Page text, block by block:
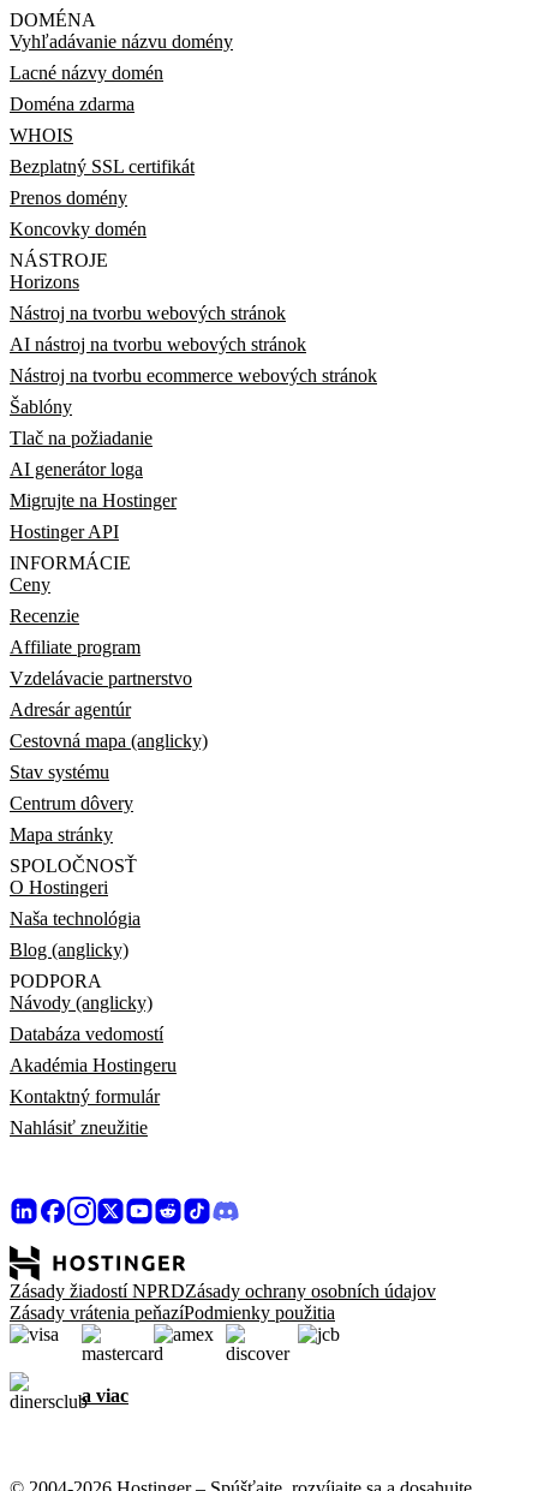
DOMÉNA
Vyhľadávanie názvu domény
Lacné názvy domén
Doména zdarma
WHOIS
Bezplatný SSL certifikát
Prenos domény
Koncovky domén
NÁSTROJE
Horizons
Nástroj na tvorbu webových stránok
AI nástroj na tvorbu webových stránok
Nástroj na tvorbu ecommerce webových stránok
Šablóny
Tlač na požiadanie
AI generátor loga
Migrujte na Hostinger
Hostinger API
INFORMÁCIE
Ceny
Recenzie
Affiliate program
Vzdelávacie partnerstvo
Adresár agentúr
Cestovná mapa (anglicky)
Stav systému
Centrum dôvery
Mapa stránky
SPOLOČNOSŤ
O Hostingeri
Naša technológia
Blog (anglicky)
PODPORA
Návody (anglicky)
Databáza vedomostí
Akadémia Hostingeru
Kontaktný formulár
Nahlásiť zneužitie
Zásady žiadostí NPRDZásady ochrany osobních údajov
Zásady vrátenia peňazíPodmienky použitia
a viac